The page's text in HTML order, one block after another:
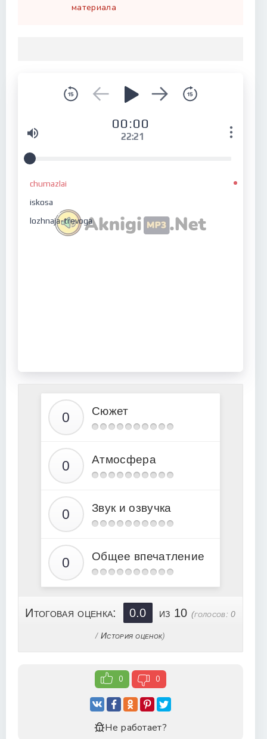
материала
00:00
22:21
chumazlai
iskosa
lozhnaja-trevoga
Сюжет
Атмосфера
Звук и озвучка
Общее впечатление
Итоговая оценка: 0.0 из 10(голосов:0
/ История оценок)
0 0
Не работает?